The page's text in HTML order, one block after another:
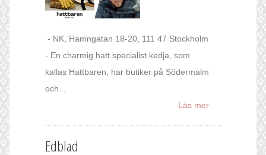
- NK, Hamngatan 18-20, 111 47 Stockholm
- En charmig hatt specialist kedja, som
kallas Hattbaren, har butiker på Södermalm
och...
Läs mer
Edblad